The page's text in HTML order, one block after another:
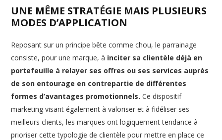
UNE MÊME STRATÉGIE MAIS PLUSIEURS
MODES D’APPLICATION
Reposant sur un principe bête comme chou, le parrainage
consiste, pour une marque, à inciter sa clientèle déjà en
portefeuille à relayer ses offres ou ses services auprès
de son entourage en contrepartie de différentes
formes d’avantages promotionnels. Ce dispositif
marketing visant également à valoriser et à fidéliser ses
meilleurs clients, les marques ont logiquement tendance à
prioriser cette typologie de clientèle pour mettre en place ce